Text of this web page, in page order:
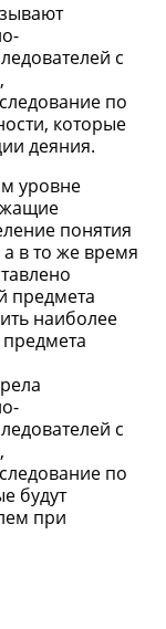
с
по
которые
деяния.
уровне
понятия
а в то же время
предмета
наиболее
с
по
будут
при